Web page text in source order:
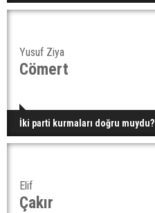
Yusuf Ziya
Cömert
İki parti kurmaları doğru muydu?
Elif
Çakır